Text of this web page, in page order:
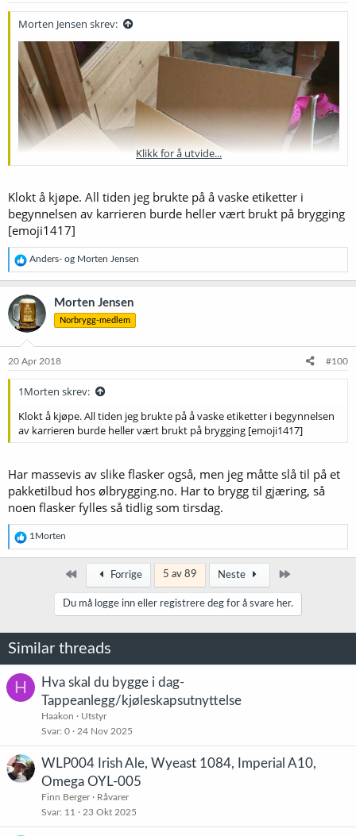
Morten Jensen skrev:
Nøgne Ø flasker x72
Klikk for å utvide...
Klokt å kjøpe. All tiden jeg brukte på å vaske etiketter i
begynnelsen av karrieren burde heller vært brukt på brygging
[emoji1417]
R
e
a
k
s
j
o
e
Anders- og Morten Jensen
Morten Jensen
Norbrygg-medlem
20 Apr 2018 #100
1Morten skrev:
Klokt å kjøpe. All tiden jeg brukte på å vaske etiketter i begynnelsen
av karrieren burde heller vært brukt på brygging [emoji1417]
Har massevis av slike flasker også, men jeg måtte slå til på et
pakketilbud hos ølbrygging.no. Har to brygg til gjæring, så
noen flasker fylles så tidlig som tirsdag.
R
e
a
r
1Morten
Først Forrige 5 av 89 Neste
Du må logge inn eller registrere deg for å svare her.
Similar threads
H
Hva skal du bygge i dag-
Tappeanlegg/kjøleskapsutnyttelse
Haakon
Utstyr
Svar 0 24 Nov 2025
WLP004 Irish Ale, Wyeast 1084, Imperial A10,
Omega OYL-005
Finn Berger
Råvarer
Svar 11 23 Okt 2025